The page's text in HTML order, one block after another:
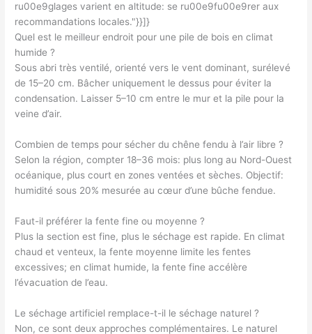
ru00e9glages varient en altitude: se ru00e9fu00e9rer aux
recommandations locales."}}]}
Quel est le meilleur endroit pour une pile de bois en climat
humide ?
Sous abri très ventilé, orienté vers le vent dominant, surélevé
de 15–20 cm. Bâcher uniquement le dessus pour éviter la
condensation. Laisser 5–10 cm entre le mur et la pile pour la
veine d’air.
Combien de temps pour sécher du chêne fendu à l’air libre ?
Selon la région, compter 18–36 mois: plus long au Nord-Ouest
océanique, plus court en zones ventées et sèches. Objectif:
humidité sous 20% mesurée au cœur d’une bûche fendue.
Faut-il préférer la fente fine ou moyenne ?
Plus la section est fine, plus le séchage est rapide. En climat
chaud et venteux, la fente moyenne limite les fentes
excessives; en climat humide, la fente fine accélère
l’évacuation de l’eau.
Le séchage artificiel remplace-t-il le séchage naturel ?
Non, ce sont deux approches complémentaires. Le naturel